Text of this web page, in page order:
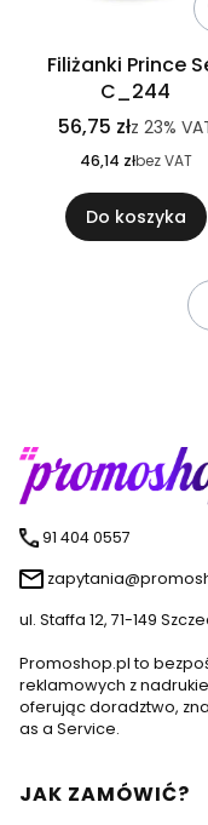
Filiżanki Prince
C_244
56,75 złz 23%
46,14 złbez VAT
Do koszyka
91 404 0557
ul. Staffa 12, 71-149
Promoshop.pl to
reklamowych z
oferując doradztwo,
as a Service.
Linki w stopce
JAK ZAMÓWIĆ?